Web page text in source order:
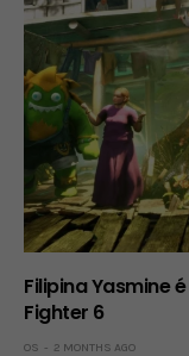
Filipina Yasmine
Fighter 6
OS 2 MONTHS AGO